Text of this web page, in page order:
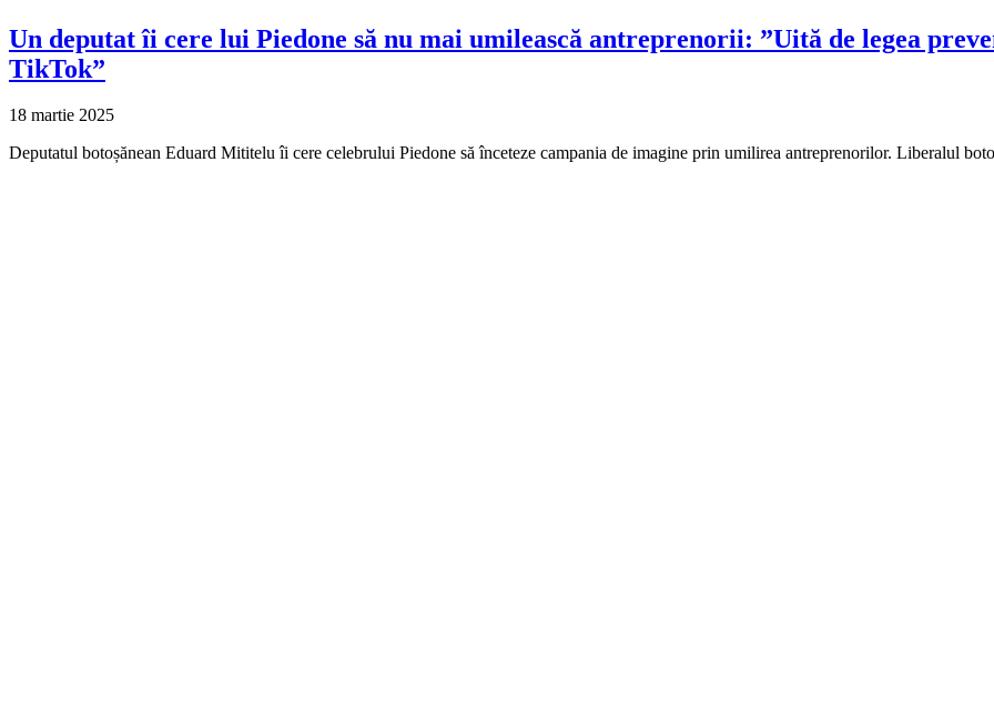
Un deputat îi cere lui Piedone să nu mai umilească antreprenorii: ”Uită de legea
TikTok”
18 martie 2025
Deputatul botoșănean Eduard Mititelu îi cere celebrului Piedone să înceteze campania de imagine prin umilirea antreprenorilor. Liberalul